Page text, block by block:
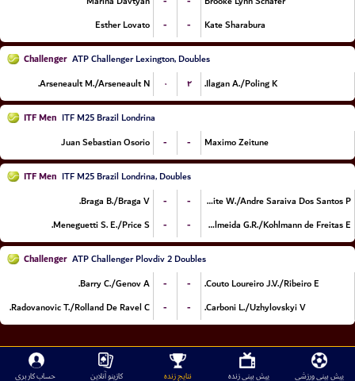
Esther Lovato
- - Kate Sharabura
Challenger ATP Challenger Lexington, Doubles
Arseneault M./Arseneault N.
۰ ۲ Ilagan A./Poling K.
ITF Men ITF M25 Brazil Londrina
Juan Sebastian Osorio
- - Maximo Zeitune
ITF Men ITF M25 Brazil Londrina, Doubles
Braga B./Braga V.
- -
Leite W./Andre Saraiva Dos Santos P.
Meneguetti S. E./Price S.
- - de Almeida G.R./Kohlmann de Freitas E.
Challenger ATP Challenger Plovdiv 2 Doubles
Barry C./Genov A.
- -
Couto Loureiro J.V./Ribeiro E.
Radovanovic T./Rolland De Ravel C.
- - Carboni L./Uzhylovskyi V.
پیش بینی ورزشی پیش بینی زنده نتایج زنده کازینو آنلاین حساب کاربری